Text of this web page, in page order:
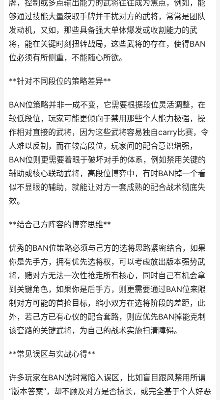
牌，控制或多点输出能力的武将往往成为焦点，例如，能
够通过技能大量获取手牌并干扰对方的武将，常常是团队
发动机，又如，那些具备强大单体爆发或收割能力的武
将，能在关键时刻扭转战局，这些武将的存在，使得BAN
位必须有所侧重，不能随心所欲。
**针对不同段位的策略差异**
BAN位策略并非一成不变，它需要根据段位灵活调整，在
较低段位，玩家可能更倾向于禁用那些个人能力极强，操
作相对直接的武将，因为这些武将容易独自carry比赛，令
人难以反制，而在较高段位，玩家间的配合意识增强，
BAN位则更需要着眼于破坏对手的体系，例如禁用关键的
辅助或核心联动武将，高段位博弈中，有时BAN掉一个看
似不显眼的辅助，就能让对方一套成熟的配合战术彻底失
效。
**结合己方阵容的博弈思维**
优秀的BAN位策略必须与己方的选将思路紧密结合，如果
你是先手方，拥有优先选将权，可以考虑放出版本强势武
将，赌对方无法一次性抢走所有核心，同时自己有机会拿
到关键角色，如果你是后手方，则更需要通过BAN位来限
制对方可能的首抢目标，缩小双方在选将阶段的差距，此
外，若己方已有心仪的配合套路，则应优先BAN掉能克制
该套路的关键武将，为自己的战术实施扫清障碍。
**常见误区与实战心得**
许多玩家在BAN选时常陷入误区，比如盲目跟风禁用所谓
“版本答案”，却不顾及对方是否擅长，或完全基于个人好恶